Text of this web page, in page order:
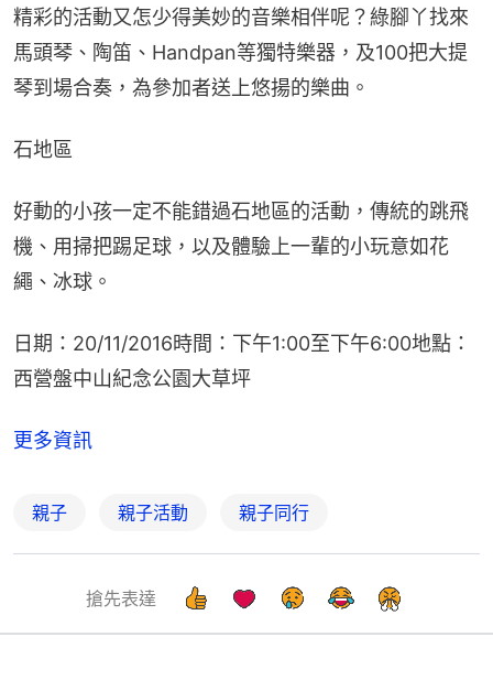
精彩的活動又怎少得美妙的音樂相伴呢？綠腳丫找來
馬頭琴、陶笛、Handpan等獨特樂器，及100把大提
琴到場合奏，為參加者送上悠揚的樂曲。
石地區
好動的小孩一定不能錯過石地區的活動，傳統的跳飛
機、用掃把踢足球，以及體驗上一輩的小玩意如花
繩、冰球。
日期：20/11/2016時間：下午1:00至下午6:00地點：
西營盤中山紀念公園大草坪
更多資訊
親子 親子活動 親子同行
搶先表達